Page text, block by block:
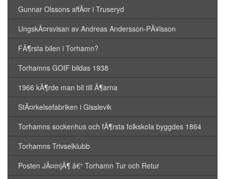
Gunnar Olssons affÃ¤r i Truseryd
UngskÃ¤rsvisan av Andreas Andersson-PÃ¥lsson
FÃ¶rsta bilen i Torhamn?
Torhamns GOIF bildas 1938
1966 kÃ¶rde man bil till Ã¶arna
StÃ¤rkelsefabriken i Gisslevik
Torhamns sockenhus och fÃ¶rsta folkskola byggdes 1864
Torhamns Trivselklubb
Posten JÃ¤mjÃ¶ â€“ Torhamn Tur och Retur